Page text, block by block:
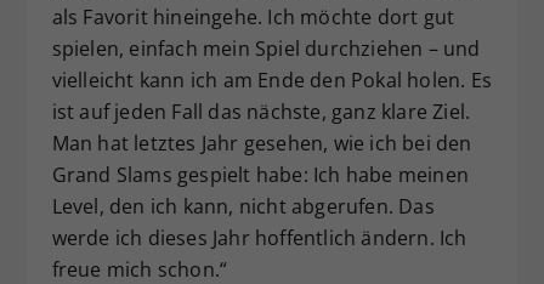
als Favorit hineingehe. Ich möchte dort gut
spielen, einfach mein Spiel durchziehen – und
vielleicht kann ich am Ende den Pokal holen. Es
ist auf jeden Fall das nächste, ganz klare Ziel.
Man hat letztes Jahr gesehen, wie ich bei den
Grand Slams gespielt habe: Ich habe meinen
Level, den ich kann, nicht abgerufen. Das
werde ich dieses Jahr hoffentlich ändern. Ich
freue mich schon.“